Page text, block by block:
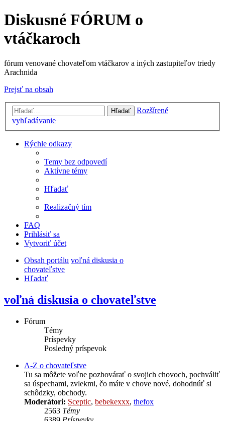
Diskusné FÓRUM o
vtáčkaroch
fórum venované chovateľom vtáčkarov a iných zastupiteľov triedy
Arachnida
Prejsť na obsah
Hľadať
Rozšírené
vyhľadávanie
Rýchle odkazy
Temy bez odpovedí
Aktívne témy
Hľadať
Realizačný tím
FAQ
Prihlásiť sa
Vytvoriť účet
Obsah portálu voľná diskusia o
chovateľstve
Hľadať
voľná diskusia o chovateľstve
Fórum
Témy
Príspevky
Posledný príspevok
A-Z o chovateľstve
Tu sa môžete voľne pozhovárať o svojich chovoch, pochváliť
sa úspechami, zvlekmi, čo máte v chove nové, dohodnúť si
schôdzky, obchody.
Moderátori: Sceptic, bebekexxx, thefox
2563 Témy